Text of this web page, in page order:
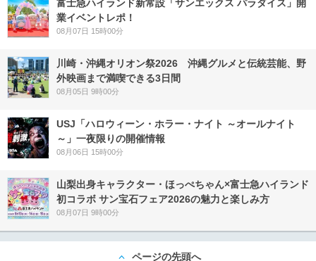
富士急ハイランド新常設「サンエックス パラダイス」開
業イベントレポ！
08月07日 15時00分
川崎・沖縄オリオン祭2026 沖縄グルメと伝統芸能、野
外映画まで満喫できる3日間
08月05日 9時00分
USJ「ハロウィーン・ホラー・ナイト ～オールナイト
～」一夜限りの開催情報
08月06日 15時00分
山梨出身キャラクター・ほっぺちゃん×富士急ハイランド
初コラボ サン宝石フェア2026の魅力と楽しみ方
08月07日 9時00分
ページの先頭へ